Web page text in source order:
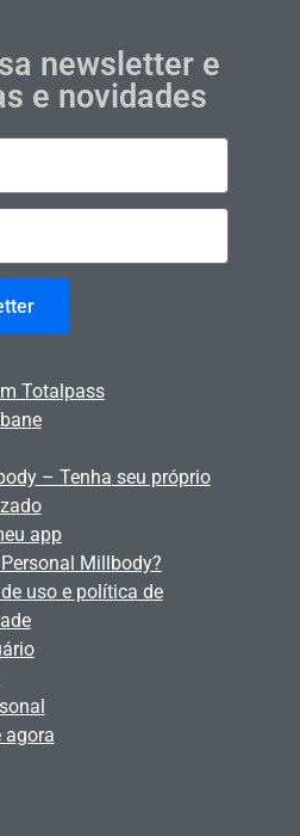
newsletter e
e novidades
Totalpass
– Tenha seu próprio
app
Personal Millbody?
uso e política de
agora